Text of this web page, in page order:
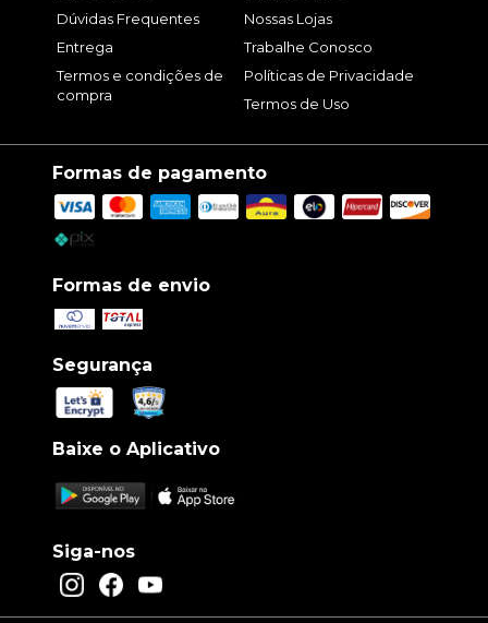
Dúvidas Frequentes
Entrega
Termos e condições de
compra
Nossas Lojas
Trabalhe Conosco
Políticas de Privacidade
Termos de Uso
Formas de pagamento
Formas de envio
Segurança
Baixe o Aplicativo
Siga-nos